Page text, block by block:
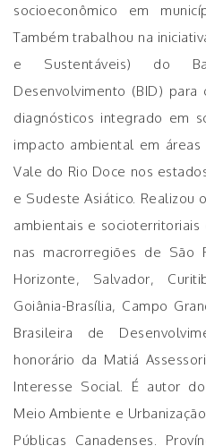
socioeconômico em
Também trabalhou na
e Sustentáveis) do
Desenvolvimento (BID)
diagnósticos integrado em
impacto ambiental em
Vale do Rio Doce nos
e Sudeste Asiático.
ambientais e
nas macrorregiões de São
Horizonte, Salvador,
Goiânia-Brasília, Campo
Brasileira de
honorário da Matiá
Interesse Social. É autor
Meio Ambiente e
Públicas Canadenses.